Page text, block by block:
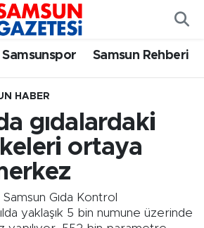
Samsunspor Samsun Rehberi
HABER
gıdalardaki
ortaya
Gıda Kontrol
yaklaşık 5 bin numune üzerinde
Eczaneler
Vakitleri
Yoğunluk Haritası
Durumu ve Fikstür